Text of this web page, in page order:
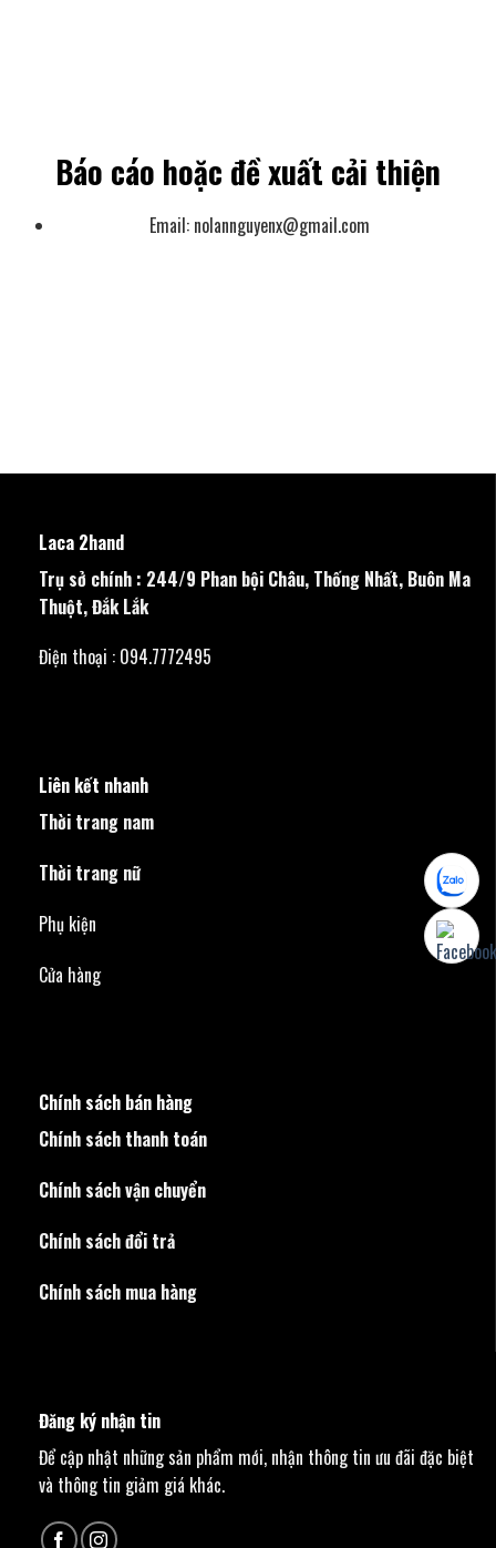
Báo cáo hoặc đề xuất cải thiện
Email: nolannguyenx@gmail.com
Laca 2hand
Trụ sở chính : 244/9 Phan bội Châu, Thống Nhất, Buôn Ma
Thuột, Đắk Lắk
Điện thoại : 094.7772495
Liên kết nhanh
Thời trang nam
Thời trang nữ
Phụ kiện
Cửa hàng
Chính sách bán hàng
Chính sách thanh toán
Chính sách vận chuyển
Chính sách đổi trả
Chính sách mua hàng
Đăng ký nhận tin
Để cập nhật những sản phẩm mới, nhận thông tin ưu đãi đặc biệt
và thông tin giảm giá khác.